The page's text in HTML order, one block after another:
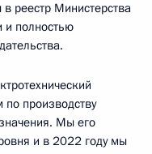
реестр Министерства
и полностью
по производству
Мы его
и в 2022 году мы